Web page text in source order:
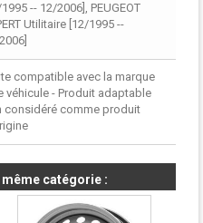
1995 -- 12/2006], PEUGEOT
Utilitaire [12/1995 --
compatible avec la marque
véhicule - Produit adaptable
considéré comme produit
catégorie :